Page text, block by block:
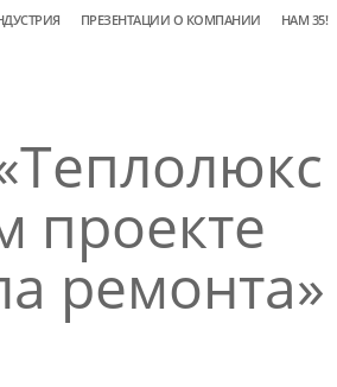
ПРЕЗЕНТАЦИИ О КОМПАНИИ НАМ 35!
проекте
ремонта»